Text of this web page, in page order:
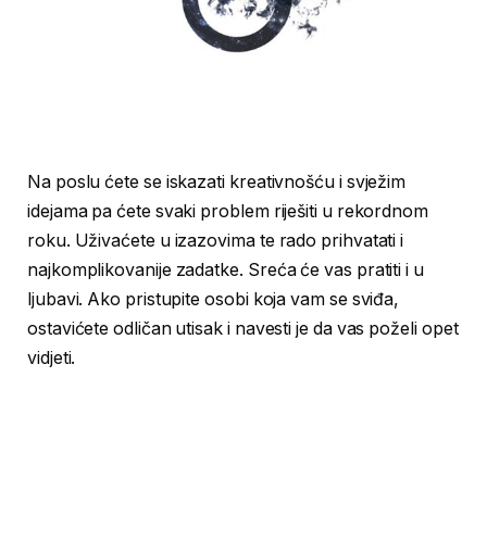
Na poslu ćete se iskazati kreativnošću i svježim
idejama pa ćete svaki problem riješiti u rekordnom
roku. Uživaćete u izazovima te rado prihvatati i
najkomplikovanije zadatke. Sreća će vas pratiti i u
ljubavi. Ako pristupite osobi koja vam se sviđa,
ostavićete odličan utisak i navesti je da vas poželi opet
vidjeti.